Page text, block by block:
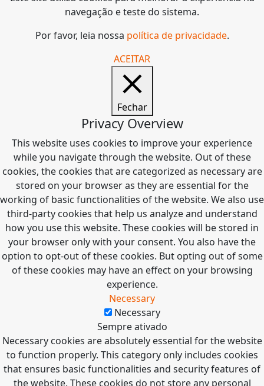
navegação e teste do sistema.
Por favor, leia nossa política de privacidade.
ACEITAR
Fechar
Privacy Overview
This website uses cookies to improve your experience
while you navigate through the website. Out of these
cookies, the cookies that are categorized as necessary are
stored on your browser as they are essential for the
working of basic functionalities of the website. We also use
third-party cookies that help us analyze and understand
how you use this website. These cookies will be stored in
your browser only with your consent. You also have the
option to opt-out of these cookies. But opting out of some
of these cookies may have an effect on your browsing
experience.
Necessary
Necessary
Sempre ativado
Necessary cookies are absolutely essential for the website
to function properly. This category only includes cookies
that ensures basic functionalities and security features of
the website. These cookies do not store any personal